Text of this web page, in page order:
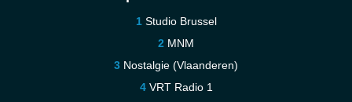
Studio Brussel
MNM
Nostalgie (Vlaanderen)
VRT Radio 1